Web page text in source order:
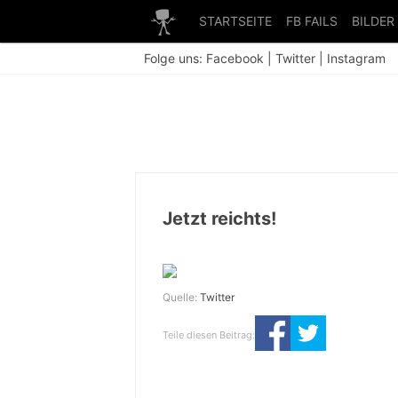
STARTSEITE FB FAILS BILDER
Folge uns: Facebook Twitter Instagram
Jetzt reichts!
Quelle: Twitter
Teile diesen Beitrag: